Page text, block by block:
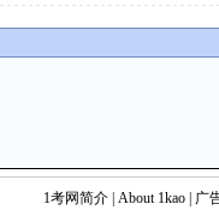
1考网简介 About 1kao
广